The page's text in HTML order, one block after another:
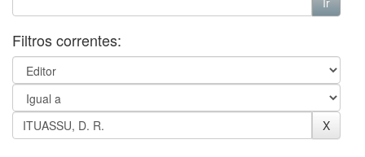
Filtros correntes: